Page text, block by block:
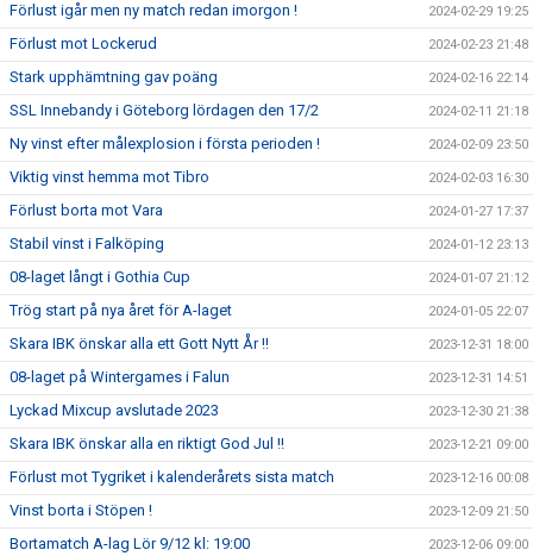
Förlust igår men ny match redan imorgon ! 2024-02-29 19:25
Förlust mot Lockerud 2024-02-23 21:48
Stark upphämtning gav poäng 2024-02-16 22:14
SSL Innebandy i Göteborg lördagen den 17/2 2024-02-11 21:18
Ny vinst efter målexplosion i första perioden ! 2024-02-09 23:50
Viktig vinst hemma mot Tibro 2024-02-03 16:30
Förlust borta mot Vara 2024-01-27 17:37
Stabil vinst i Falköping 2024-01-12 23:13
08-laget långt i Gothia Cup 2024-01-07 21:12
Trög start på nya året för A-laget 2024-01-05 22:07
Skara IBK önskar alla ett Gott Nytt År !! 2023-12-31 18:00
08-laget på Wintergames i Falun 2023-12-31 14:51
Lyckad Mixcup avslutade 2023 2023-12-30 21:38
Skara IBK önskar alla en riktigt God Jul !! 2023-12-21 09:00
Förlust mot Tygriket i kalenderårets sista match 2023-12-16 00:08
Vinst borta i Stöpen ! 2023-12-09 21:50
Bortamatch A-lag Lör 9/12 kl: 19:00 2023-12-06 09:00